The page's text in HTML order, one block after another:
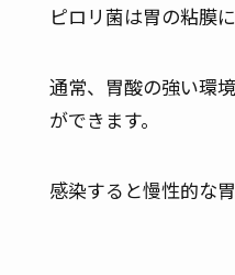
ピロリ菌は胃の粘膜
通常、胃酸の強い環
ができます。
感染すると慢性的な